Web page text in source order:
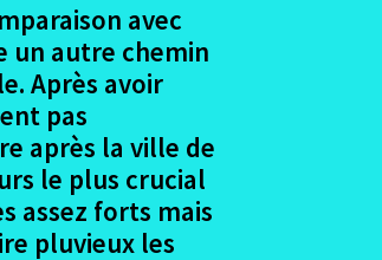
avec
un autre chemin
Après avoir
pas
après la ville de
le plus crucial
assez forts mais
pluvieux les